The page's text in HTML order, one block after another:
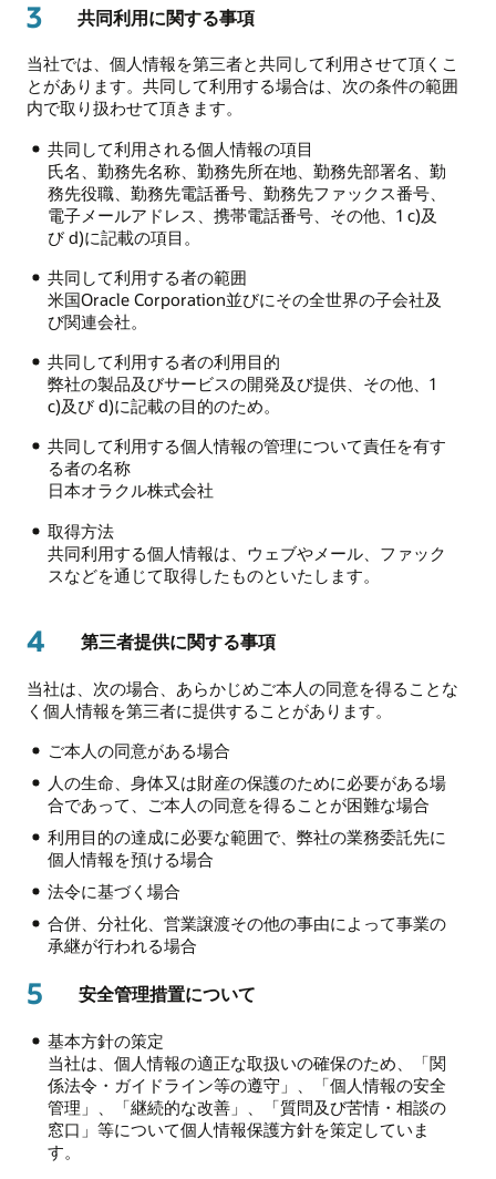
3 共同利用に関する事項
当社では、個人情報を第三者と共同して利用させて頂くこ
とがあります。共同して利用する場合は、次の条件の範囲
内で取り扱わせて頂きます。
共同して利用される個人情報の項目
氏名、勤務先名称、勤務先所在地、勤務先部署名、勤
務先役職、勤務先電話番号、勤務先ファックス番号、
電子メールアドレス、携帯電話番号、その他、1 c)及
び d)に記載の項目。
共同して利用する者の範囲
米国Oracle Corporation並びにその全世界の子会社及
び関連会社。
共同して利用する者の利用目的
弊社の製品及びサービスの開発及び提供、その他、1
c)及び d)に記載の目的のため。
共同して利用する個人情報の管理について責任を有す
る者の名称
日本オラクル株式会社
取得方法
共同利用する個人情報は、ウェブやメール、ファック
スなどを通じて取得したものといたします。
4 第三者提供に関する事項
当社は、次の場合、あらかじめご本人の同意を得ることな
く個人情報を第三者に提供することがあります。
ご本人の同意がある場合
人の生命、身体又は財産の保護のために必要がある場
合であって、ご本人の同意を得ることが困難な場合
利用目的の達成に必要な範囲で、弊社の業務委託先に
個人情報を預ける場合
法令に基づく場合
合併、分社化、営業譲渡その他の事由によって事業の
承継が行われる場合
5 安全管理措置について
基本方針の策定
当社は、個人情報の適正な取扱いの確保のため、「関
係法令・ガイドライン等の遵守」、「個人情報の安全
管理」、「継続的な改善」、「質問及び苦情・相談の
窓口」等について個人情報保護方針を策定していま
す。